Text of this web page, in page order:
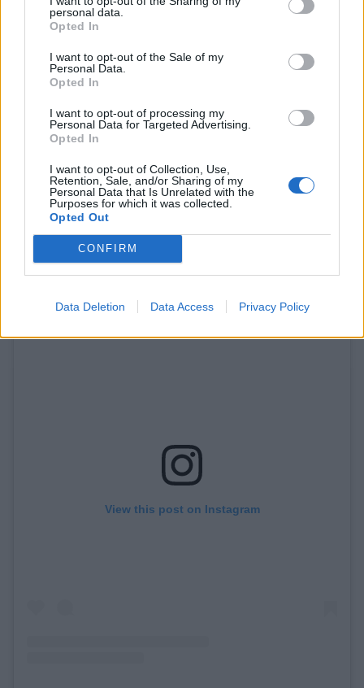
personal data.
Opted In
I want to opt-out of the Sale of my
Personal Data.
Opted In
I want to opt-out of processing my
Personal Data for Targeted Advertising.
Opted In
I want to opt-out of Collection, Use,
Retention, Sale, and/or Sharing of my
Personal Data that Is Unrelated with the
Purposes for which it was collected.
Opted Out
CONFIRM
Data Deletion Data Access Privacy Policy
View this post on Instagram